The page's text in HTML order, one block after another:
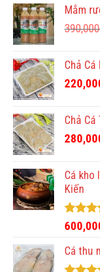
Mắm
390,000
Chả Cá
Chả Cá
Cá kho
Kiến
Được
hạng
5 sao
Cá thu